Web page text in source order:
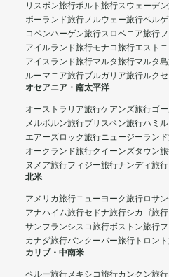
リスボン旅行ポルト旅行スウェーデ
ポーランド旅行ノルウェー旅行ベル
コペンハーゲン旅行スロベニア旅行
アイルランド旅行モナコ旅行エスト
アイスランド旅行マルタ旅行マルタ
ルーマニア旅行ブルガリア旅行ルク
オセアニア・南太平洋
オーストラリア旅行ケアンズ旅行ゴ
メルボルン旅行ブリスベン旅行ハミ
エアーズロック旅行ニュージーラン
オークランド旅行クイーンズタウン
ヌメア旅行フィジー旅行ナンディ旅行
北米
アメリカ旅行ニューヨーク旅行ロサ
アナハイム旅行セドナ旅行シカゴ旅行
サンフランシスコ旅行ボストン旅行
カナダ旅行バンクーバー旅行 トロン
カリブ・中南米
ペルー旅行メキシコ旅行カンクン旅行